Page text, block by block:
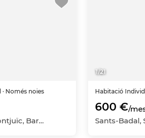
· Només noies
Sants, Sants-Montjuïc, Barcelona Capital, Barcelona
1/21
Habitació
600 €/